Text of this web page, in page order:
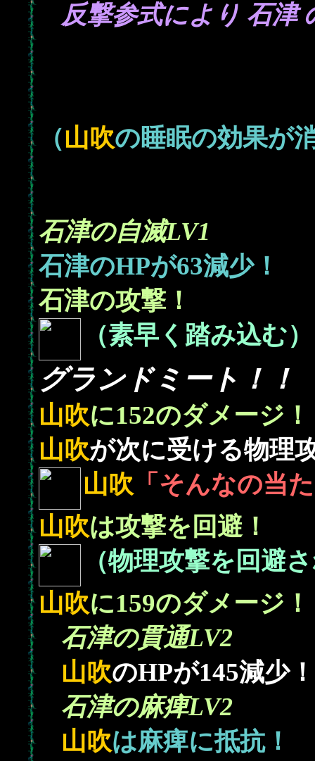
反撃参式により 石津
（山吹の睡眠の効果が
石津の自滅LV1
石津のHPが63減少！
石津の攻撃！
（素早く踏み込む）
グランドミート！！
山吹に152のダメージ！
山吹が次に受ける物理
山吹 「そんなの当
山吹は攻撃を回避！
（物理攻撃を回避
山吹に159のダメージ！
石津の貫通LV2
山吹のHPが145減少！
石津の麻痺LV2
山吹は麻痺に抵抗！